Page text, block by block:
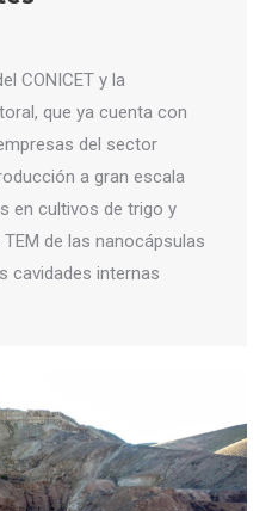
CONICET y la
que ya cuenta con
del sector
a gran escala
en cultivos de trigo y
de las nanocápsulas
cavidades internas